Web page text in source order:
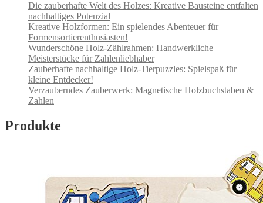
Die zauberhafte Welt des Holzes: Kreative Bausteine entfalten
nachhaltiges Potenzial
Kreative Holzformen: Ein spielendes Abenteuer für
Formensortierenthusiasten!
Wunderschöne Holz-Zählrahmen: Handwerkliche
Meisterstücke für Zahlenliebhaber
Zauberhafte nachhaltige Holz-Tierpuzzles: Spielspaß für
kleine Entdecker!
Verzauberndes Zauberwerk: Magnetische Holzbuchstaben &
Zahlen
Produkte